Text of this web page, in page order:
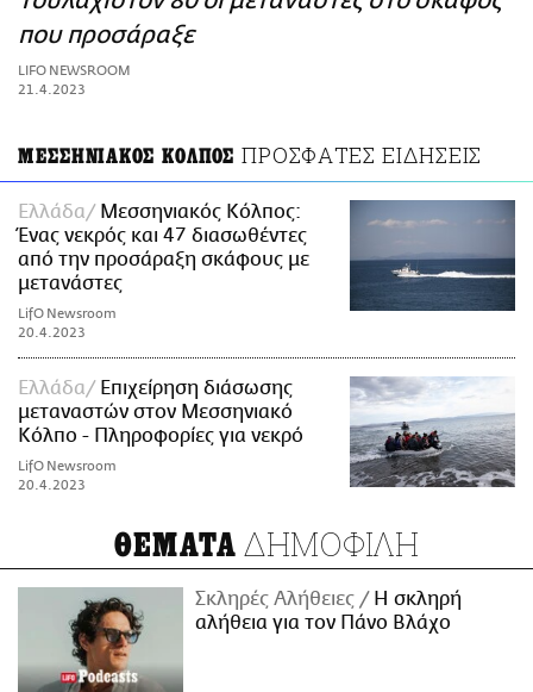
ΑΜΠΑ
PRINT
που προσάραξε
LIFO NEWSROOM
21.4.2023
ΜΕΣΣΗΝΙΑΚΟΣ ΚΟΛΠΟΣ ΠΡΟΣΦΑΤΕΣ ΕΙΔΗΣΕΙΣ
Ελλάδα
Μεσσηνιακός Κόλπος:
Ένας νεκρός και 47 διασωθέντες
από την προσάραξη σκάφους με
μετανάστες
LifO Newsroom
20.4.2023
Ελλάδα
Επιχείρηση διάσωσης
μεταναστών στον Μεσσηνιακό
Κόλπο - Πληροφορίες για νεκρό
LifO Newsroom
20.4.2023
ΘΕΜΑΤΑ ΔΗΜΟΦΙΛΗ
Σκληρές Αλήθειες
H σκληρή
αλήθεια για τον Πάνο Βλάχο